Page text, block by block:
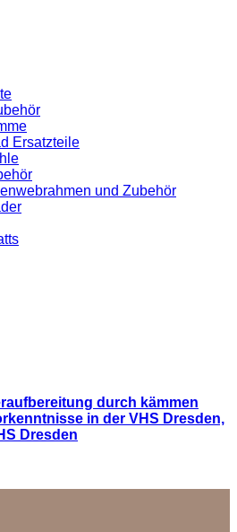
Ersatzteile
und Zubehör
durch kämmen
in der VHS Dresden,
Dresden